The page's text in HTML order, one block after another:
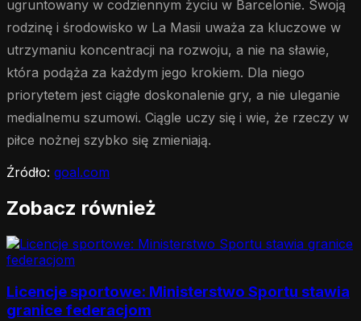
ugruntowany w codziennym życiu w Barcelonie. Swoją
rodzinę i środowisko w La Masii uważa za kluczowe w
utrzymaniu koncentracji na rozwoju, a nie na sławie,
która podąża za każdym jego krokiem. Dla niego
priorytetem jest ciągłe doskonalenie gry, a nie uleganie
medialnemu szumowi. Ciągle uczy się i wie, że rzeczy w
piłce nożnej szybko się zmieniają.
Źródło: goal.com
Zobacz również
Licencje sportowe: Ministerstwo Sportu stawia
granice federacjom